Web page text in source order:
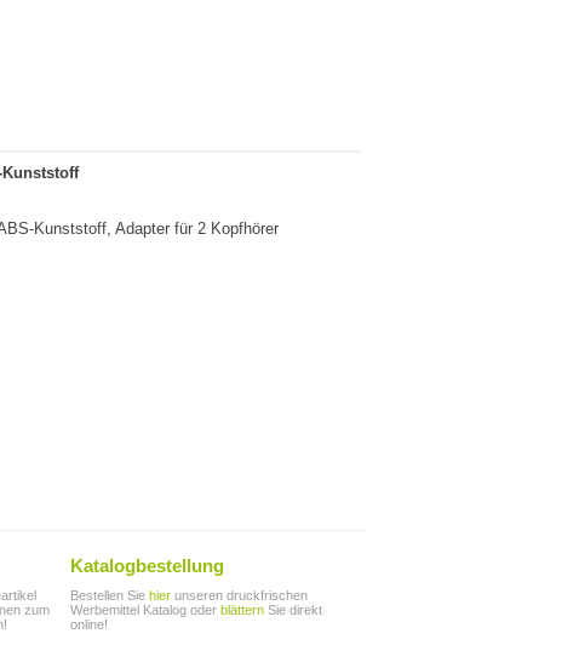
Kunststoff
Kunststoff, Adapter für 2 Kopfhörer
zum
Katalogbestellung
Bestellen Sie hier unseren druckfrischen
Werbemittel Katalog oder blättern Sie direkt
online!